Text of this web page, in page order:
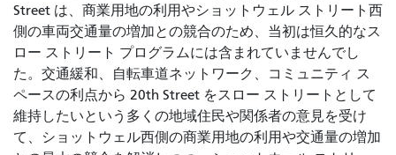
Street は、商業用地の利用やショットウェル ストリート西
側の車両交通量の増加との競合のため、当初は恒久的なス
ロー ストリート プログラムには含まれていませんでし
た。交通緩和、自転車道ネットワーク、コミュニティ ス
ペースの利点から 20th Street をスロー ストリートとして
維持したいという多くの地域住民や関係者の意見を受け
て、ショットウェル西側の商業用地の利用や交通量の増加